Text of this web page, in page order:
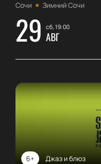
Сочи Зимний Сочи
29 сб, 19:00
АВГ
Джаз и блюз
6+